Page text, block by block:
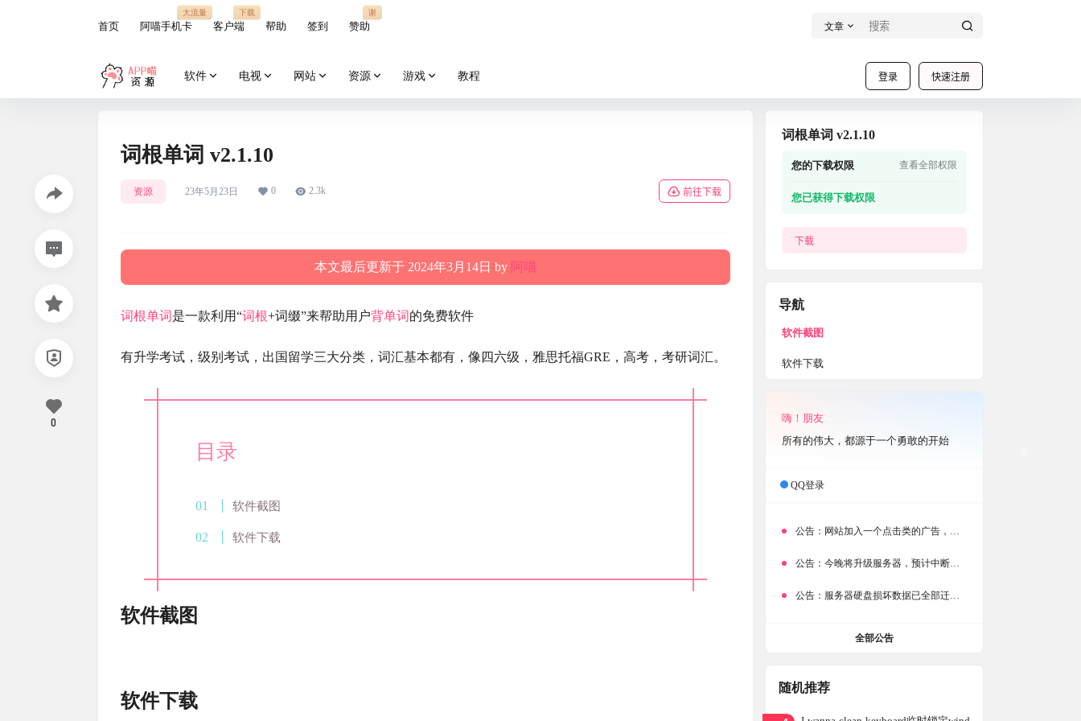
首页 阿喵手机卡
大流量
客户端
下载
帮助 签到 赞助
谢
文章
登录 快速注册
软件 电视 网站 资源 游戏 教程
词根单词 v2.1.10
资源 23年5月23日 0 2.3k 前往下载
本文最后更新于 2024年3月14日 by 阿喵
词根单词是一款利用“词根+词缀”来帮助用户背单词的免费软件
有升学考试，级别考试，出国留学三大分类，词汇基本都有，像四六级，雅思托福GRE，高考，考研词汇。
目录
软件截图
软件下载
软件截图
软件下载
0
词根单词 v2.1.10
您的下载权限 查看全部权限
您已获得下载权限
下载
导航
软件截图
软件下载
嗨！朋友
所有的伟大，都源于一个勇敢的开始
QQ登录
公告： 网站加入一个点击类的广告，大家点击下载按钮需要注意
公告： 今晚将升级服务器，预计中断时常为1分钟
公告： 服务器硬盘损坏数据已全部迁移备份，网站恢复完成！
全部公告
随机推荐